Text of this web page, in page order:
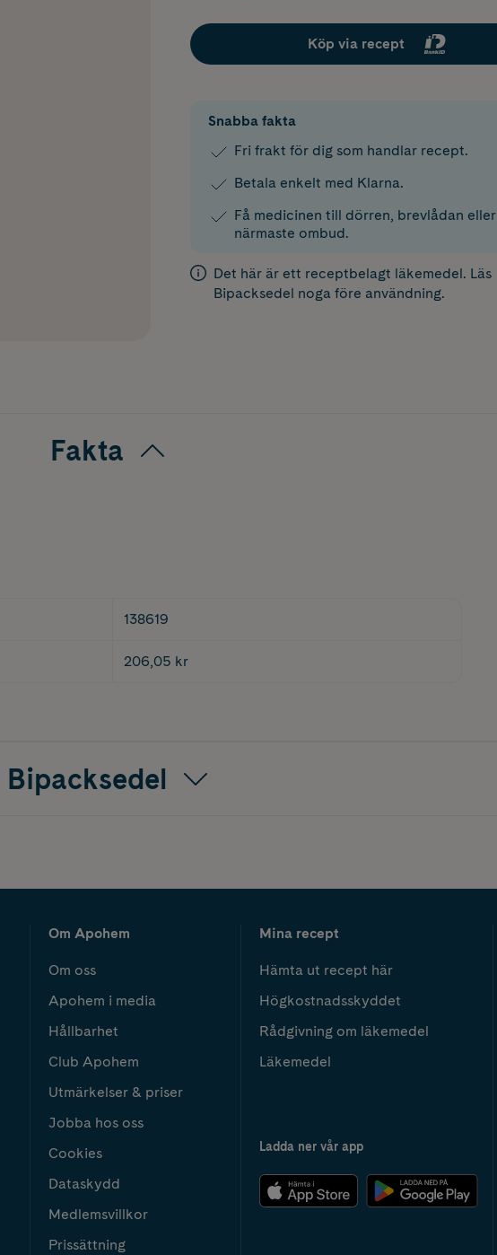
Köp via recept
Snabba fakta
Fri frakt för dig som handlar recept.
Betala enkelt med Klarna.
Få medicinen till dörren, brevlådan eller
närmaste ombud.
Det här är ett receptbelagt läkemedel. Läs
Bipacksedel noga före användning.
Fakta
138619
206,05 kr
Bipacksedel
Om Apohem
Om oss
Apohem i media
Hållbarhet
Club Apohem
Utmärkelser & priser
Jobba hos oss
Cookies
Dataskydd
Medlemsvillkor
Prissättning
Mina recept
Hämta ut recept här
Högkostnadsskyddet
Rådgivning om läkemedel
Läkemedel
Ladda ner vår app